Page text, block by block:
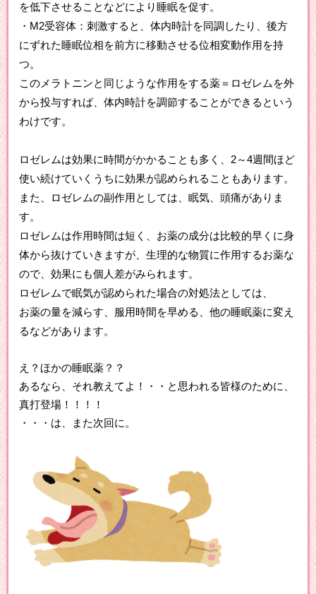
を低下させることなどにより睡眠を促す。
・M2受容体：刺激すると、体内時計を同調したり、後方
にずれた睡眠位相を前方に移動させる位相変動作用を持
つ。
このメラトニンと同じような作用をする薬＝ロゼレムを外
から投与すれば、体内時計を調節することができるという
わけです。
ロゼレムは効果に時間がかかることも多く、2～4週間ほど
使い続けていくうちに効果が認められることもあります。
また、ロゼレムの副作用としては、眠気、頭痛がありま
す。
ロゼレムは作用時間は短く、お薬の成分は比較的早くに身
体から抜けていきますが、生理的な物質に作用するお薬な
ので、効果にも個人差がみられます。
ロゼレムで眠気が認められた場合の対処法としては、
お薬の量を減らす、服用時間を早める、他の睡眠薬に変え
るなどがあります。
え？ほかの睡眠薬？？
あるなら、それ教えてよ！・・と思われる皆様のために、
真打登場！！！！
・・・は、また次回に。